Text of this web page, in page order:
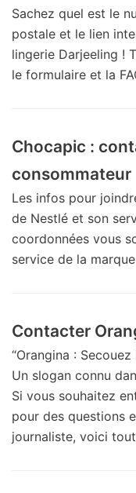
Sachez quel est le
postale et le lien
lingerie Darjeeling !
le formulaire et la
Chocapic :
consommateur
Les infos pour
de Nestlé et son
coordonnées vous
service de la
Contacter
“Orangina :
Un slogan connu
Si vous souhaitez
pour des questions
journaliste, voici